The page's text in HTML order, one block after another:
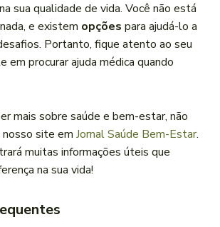
sua qualidade de vida. Você não está
e existem opções para ajudá-lo a
Portanto, fique atento ao seu
em procurar ajuda médica quando
mais sobre saúde e bem-estar, não
site em Jornal Saúde Bem-Estar.
muitas informações úteis que
na sua vida!